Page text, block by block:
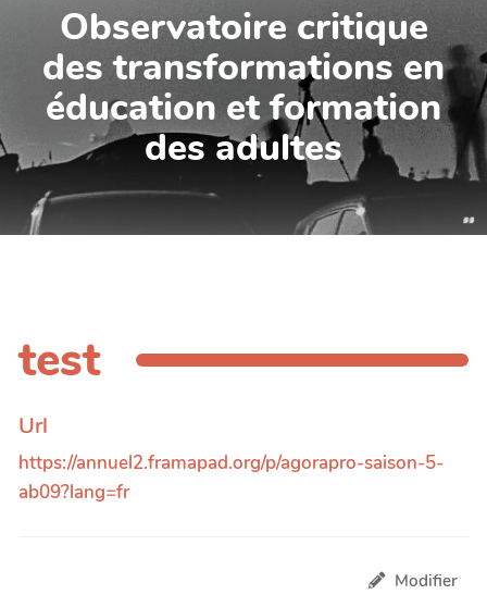
Observatoire critique
des transformations en
éducation et formation
des adultes
test
Url
https://annuel2.framapad.org/p/agorapro-saison-5-
ab09?lang=fr
Modifier